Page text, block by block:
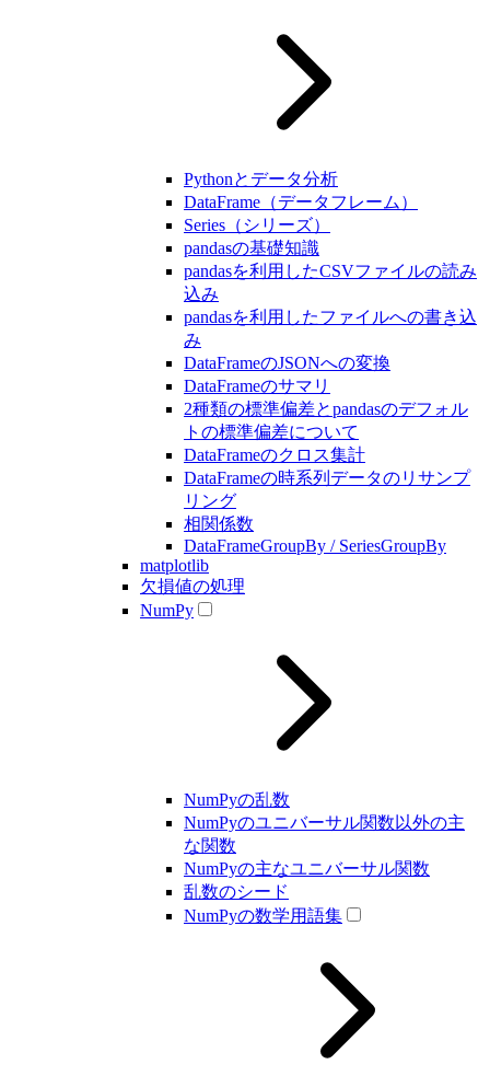
Pythonとデータ分析
DataFrame（データフレーム）
Series（シリーズ）
pandasの基礎知識
pandasを利用したCSVファイルの読み
込み
pandasを利用したファイルへの書き込
み
DataFrameのJSONへの変換
DataFrameのサマリ
2種類の標準偏差とpandasのデフォル
トの標準偏差について
DataFrameのクロス集計
DataFrameの時系列データのリサンプ
リング
相関係数
DataFrameGroupBy / SeriesGroupBy
matplotlib
欠損値の処理
NumPy
NumPyの乱数
NumPyのユニバーサル関数以外の主
な関数
NumPyの主なユニバーサル関数
乱数のシード
NumPyの数学用語集